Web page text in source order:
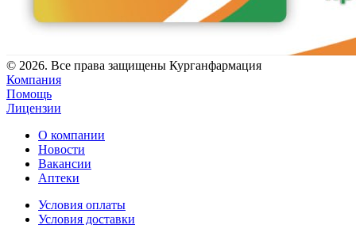
© 2026. Все права защищены Курганфармация
Компания
Помощь
Лицензии
О компании
Новости
Вакансии
Аптеки
Условия оплаты
Условия доставки